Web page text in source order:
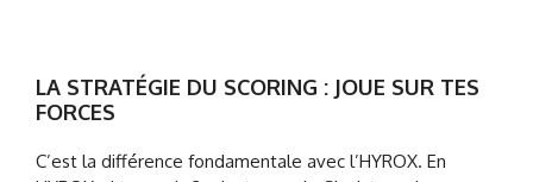
LA STRATÉGIE DU SCORING : JOUE SUR TES
FORCES
C’est la différence fondamentale avec l’HYROX. En